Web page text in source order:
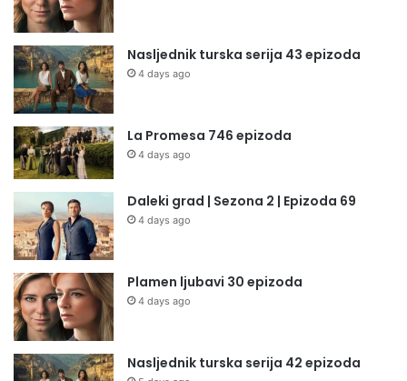
Nasljednik turska serija 43 epizoda
4 days ago
La Promesa 746 epizoda
4 days ago
Daleki grad | Sezona 2 | Epizoda 69
4 days ago
Plamen ljubavi 30 epizoda
4 days ago
Nasljednik turska serija 42 epizoda